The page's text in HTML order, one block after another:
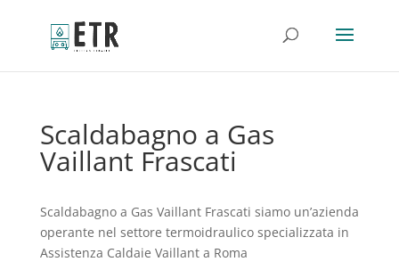
Scaldabagno a Gas
Vaillant Frascati
Scaldabagno a Gas Vaillant Frascati siamo un’azienda
operante nel settore termoidraulico specializzata in
Assistenza Caldaie Vaillant a Roma